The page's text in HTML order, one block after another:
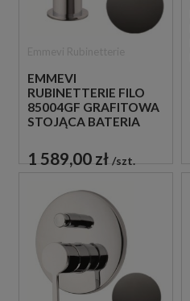
EMMEVI
RUBINETTERIE FILO
85004GF GRAFITOWA
STOJĄCA BATERIA
JEDNOUCHWYTOWA
1 589,00 zł szt.